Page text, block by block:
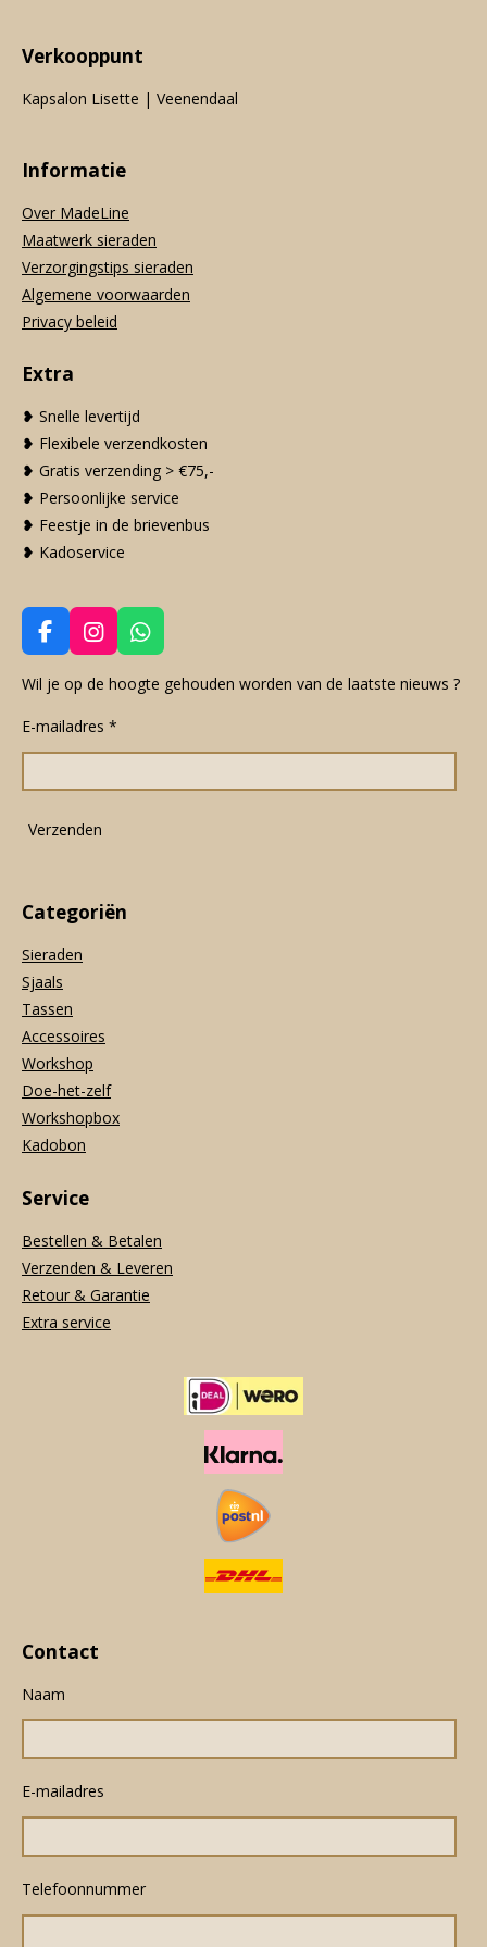
Verkooppunt
Kapsalon Lisette | Veenendaal
Informatie
Over MadeLine
Maatwerk sieraden
Verzorgingstips sieraden
Algemene voorwaarden
Privacy beleid
Extra
❥ Snelle levertijd
❥ Flexibele verzendkosten
❥ Gratis verzending > €75,-
❥ Persoonlijke service
❥ Feestje in de brievenbus
❥ Kadoservice
F
a
c
b
o
I
n
s
a
g
m
W
h
a
A
Wil je op de hoogte gehouden worden van de laatste nieuws ?
E-mailadres *
Verzenden
Categoriën
Sieraden
Sjaals
Tassen
Accessoires
Workshop
Doe-het-zelf
Workshopbox
Kadobon
Service
Bestellen & Betalen
Verzenden & Leveren
Retour & Garantie
Extra service
Contact
Naam
E-mailadres
Telefoonnummer